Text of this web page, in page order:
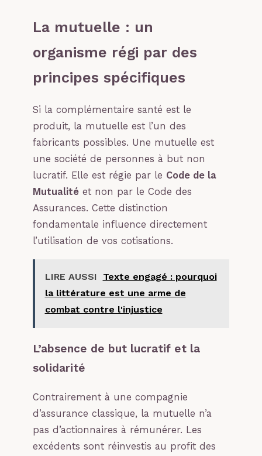
La mutuelle : un
organisme régi par des
principes spécifiques
Si la complémentaire santé est le
produit, la mutuelle est l’un des
fabricants possibles. Une mutuelle est
une société de personnes à but non
lucratif. Elle est régie par le Code de la
Mutualité et non par le Code des
Assurances. Cette distinction
fondamentale influence directement
l’utilisation de vos cotisations.
LIRE AUSSI
Texte engagé : pourquoi
la littérature est une arme de
combat contre l'injustice
L’absence de but lucratif et la
solidarité
Contrairement à une compagnie
d’assurance classique, la mutuelle n’a
pas d’actionnaires à rémunérer. Les
excédents sont réinvestis au profit des